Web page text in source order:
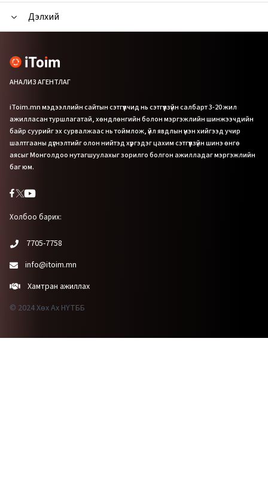
Дэлхий
АНАЛИЗ АГЕНТЛАГ
iToim.mn мэдээллийн сайтын сэтгүүлчид нь сэтгүүлзүйн салбарт 3-20 жил
ажилласан туршлагатай, хөндлөнгийн болон мэргэжлийн шинжээчдийн
байр суурийг эх сурвалжаас нь тоймлож, үйл явдлын үнэн хийгээд учир
шалтгааны дүгнэлтийг олон нийтэд хүргэдэг цахим сэтгүүлзүйн шинэ өнгө
аясыг Монголдоо нутагшуулахыг зорилго болгон ажилладаг мэргэжлийн
баг юм.
Холбоо барих:
7705-7758
info@itoim.mn
Хамтран ажиллах
© 2024 Хөх Ах НҮТББ